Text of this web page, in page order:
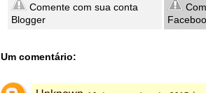
Comente com sua conta
Blogger
Um comentário: